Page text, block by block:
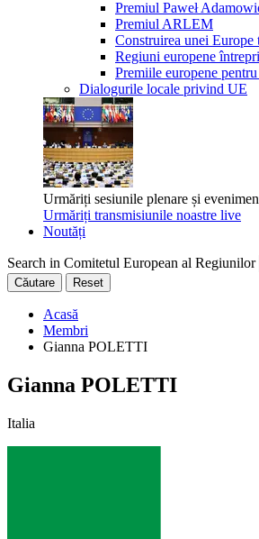
Premiul Paweł
Premiul ARLEM
Construirea unei Europe
Regiuni europene
Premiile europene
Dialogurile locale privind UE
Urmăriți sesiunile plenare și
Urmăriți transmisiunile noastre live
Noutăți
Search in Comitetul European al Regiunilor
Căutare Reset
Acasă
Membri
Gianna POLETTI
Gianna POLETTI
Italia